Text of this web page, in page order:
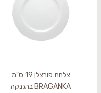
צלחת פורצלן 19 ס"מ
BRAGANKA ברגנקה